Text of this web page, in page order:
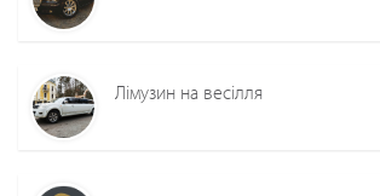
Лімузин на весілля